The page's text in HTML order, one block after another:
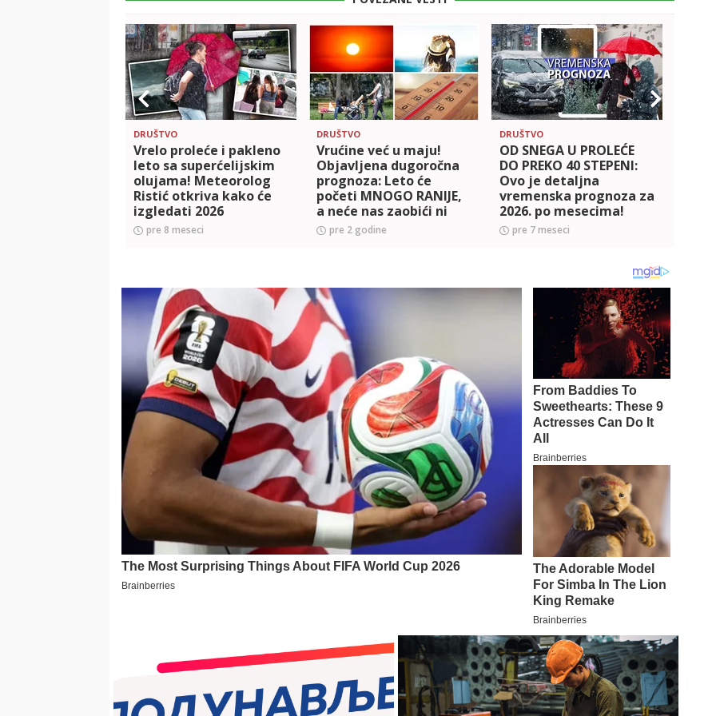
DRUŠTVO
Vrelo proleće i pakleno
leto sa superćelijskim
olujama! Meteorolog
Ristić otkriva kako će
izgledati 2026
pre 8 meseci
DRUŠTVO
Vrućine već u maju!
Objavljena dugoročna
prognoza: Leto će
početi MNOGO RANIJE,
a neće nas zaobići ni
superćelijske oluje
pre 2 godine
DRUŠTVO
OD SNEGA U PROLEĆE
DO PREKO 40 STEPENI:
Ovo je detaljna
vremenska prognoza za
2026. po mesecima!
pre 7 meseci